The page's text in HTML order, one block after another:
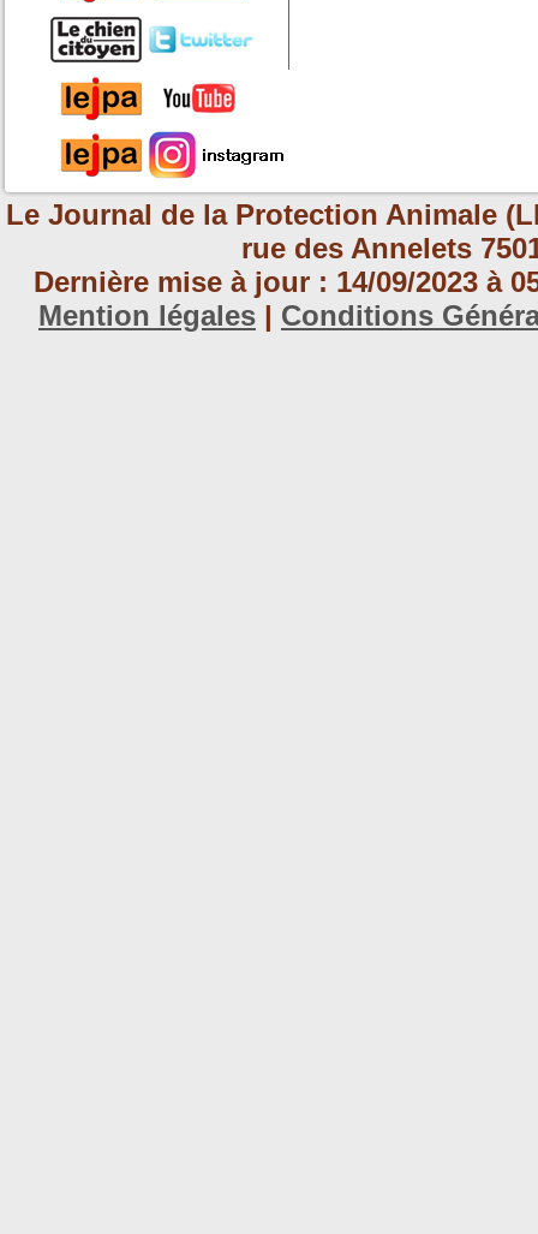
Le Journal de la Protection Animale
rue des Annelets
Dernière mise à jour : 14/09/2023 à
Mention légales | Conditions